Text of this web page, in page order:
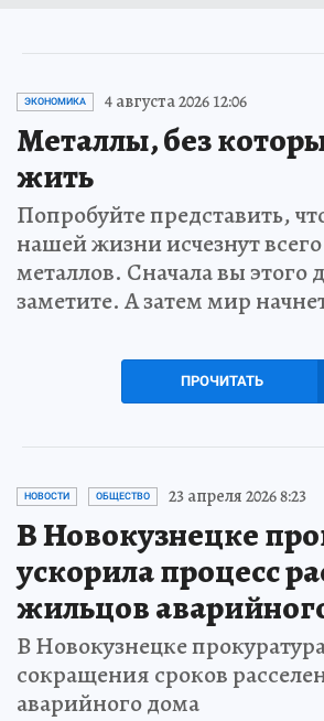
ЭКОНОМИКА 4 августа 2026 12:06
Металлы, без
жить
Попробуйте представить,
нашей жизни исчезнут
металлов. Сначала вы этого
заметите. А затем мир
ПРОЧИТАТЬ
НОВОСТИ ОБЩЕСТВО 23 апреля 2026 8:23
В Новокузнецке
ускорила процесс
жильцов
В Новокузнецке
сокращения сроков
аварийного дома